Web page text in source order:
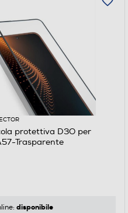
protettiva D3O per
Trasparente
disponibile